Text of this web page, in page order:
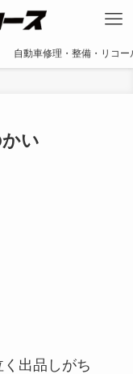
自動車修理・整備・リコー
い
出品しがち